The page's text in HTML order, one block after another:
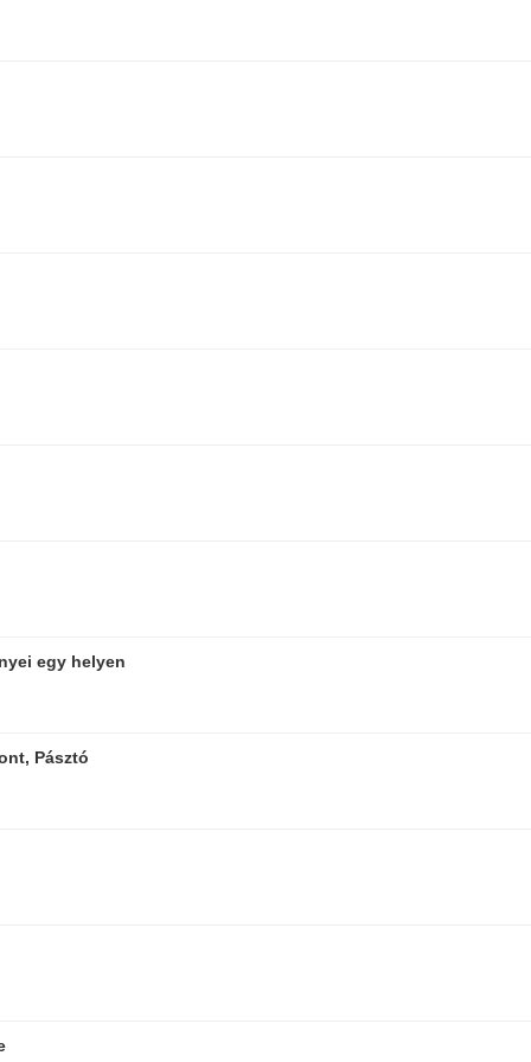
egy helyen
Pásztó